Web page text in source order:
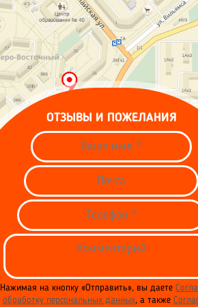
ОТЗЫВЫ И ПОЖЕЛАНИЯ
Нажимая на кнопку «Отправить», вы даете
обработку персональных данных, а также